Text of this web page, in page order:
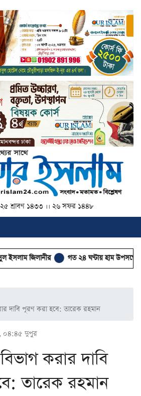
শ্রাবণ ১৪৩৩ ।। ২৬ সফর ১৪৪৮
গত ২৪ ঘণ্টায় হাম উপসর্গে আরও ৬
দাবি পূরণ করা হবে: তারেক রহমান
০৪:৪৫ দুপুর
করার দাবি
তারেক রহমান